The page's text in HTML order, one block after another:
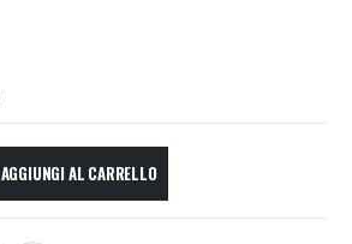
AGGIUNGI AL CARRELLO